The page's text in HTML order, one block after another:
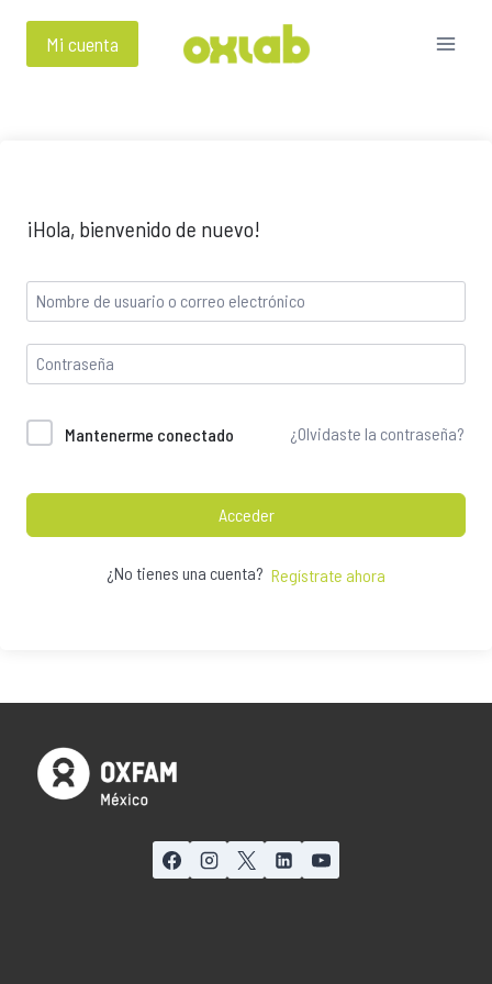
Mi cuenta
¡Hola, bienvenido de nuevo!
Mantenerme conectado ¿Olvidaste la contraseña?
Acceder
¿No tienes una cuenta? Regístrate ahora